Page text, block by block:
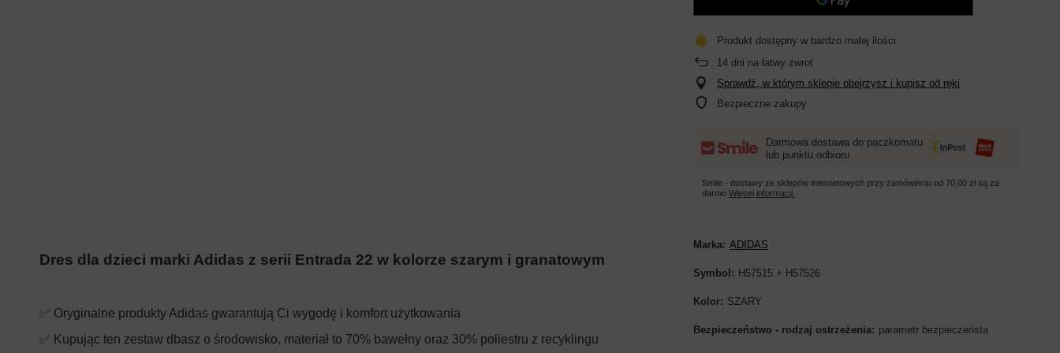
Produkt dostępny w bardzo małej ilości
14 dni na łatwy zwrot
Sprawdź, w którym sklepie obejrzysz i kupisz od ręki
Bezpieczne zakupy
Darmowa dostawa do paczkomatu
lub punktu odbioru
Smile - dostawy ze sklepów internetowych przy zamówieniu od 70,00 zł są za
darmoWięcej informacji.
Dres dla dzieci marki Adidas z serii Entrada 22 w kolorze szarym i granatowym
✅ Oryginalne produkty Adidas gwarantują Ci wygodę i komfort użytkowania
✅ Kupując ten zestaw dbasz o środowisko, materiał to 70% bawełny oraz 30% poliestru z recyklingu
Marka ADIDAS
Symbol H57515 + H57526
Kolor SZARY
Bezpieczeństwo - rodzaj ostrzeżenia parametr bezpieczeństa